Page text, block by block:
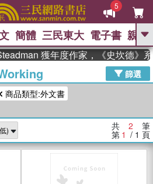
5
GO
熱搜： 東野圭吾 高希均教授回憶錄
、 The Odyssey 、 父親節 、 如果歷
史是一群喵 、 暑期推薦
登輝時代 、 數學女孩：黎曼猜想 、
偉大的迷走神經
簡體 三民東大 電子書 親子
獲年度作家，《史坎德》
篩選
商品類型:外文書
共 2 筆
第 1 / 1 頁